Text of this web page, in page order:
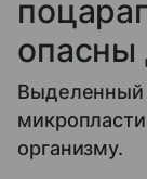
опасны
Выделенный
организму.